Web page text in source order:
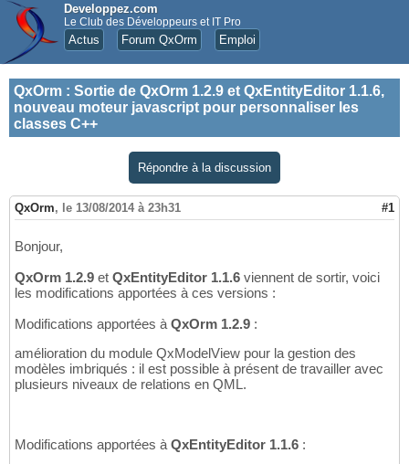
Developpez.com
Le Club des Développeurs et IT Pro
Actus Forum QxOrm Emploi
QxOrm : Sortie de QxOrm 1.2.9 et QxEntityEditor 1.1.6,
nouveau moteur javascript pour personnaliser les
classes C++
Répondre à la discussion
QxOrm, le 13/08/2014 à 23h31 #1
Bonjour,
QxOrm 1.2.9 et QxEntityEditor 1.1.6 viennent de sortir, voici
les modifications apportées à ces versions :
Modifications apportées à QxOrm 1.2.9 :
amélioration du module QxModelView pour la gestion des
modèles imbriqués : il est possible à présent de travailler avec
plusieurs niveaux de relations en QML.
Modifications apportées à QxEntityEditor 1.1.6 :